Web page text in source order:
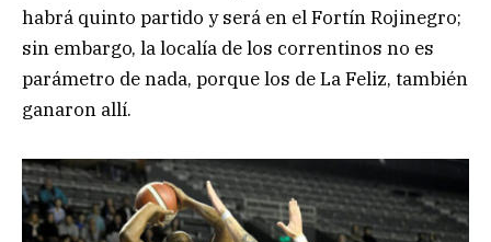
habrá quinto partido y será en el Fortín Rojinegro;
sin embargo, la localía de los correntinos no es
parámetro de nada, porque los de La Feliz, también
ganaron allí.